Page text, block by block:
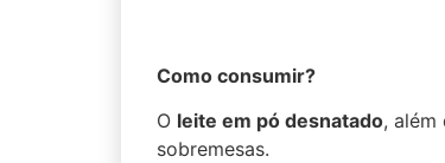
Como consumir?
O leite em pó desnatado, além
sobremesas.